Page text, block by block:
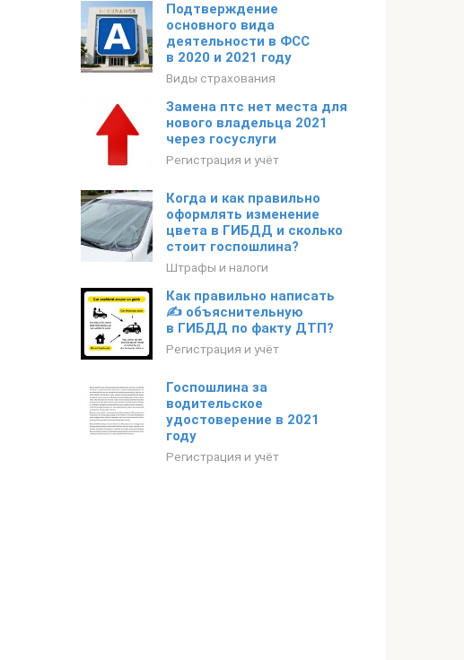
Подтверждение
основного вида
деятельности в ФСС
в 2020 и 2021 году
Виды страхования
Замена птс нет места для
нового владельца 2021
через госуслуги
Регистрация и учёт
Когда и как правильно
оформлять изменение
цвета в ГИБДД и сколько
стоит госпошлина?
Штрафы и налоги
Как правильно написать
✍ объяснительную
в ГИБДД по факту ДТП?
Регистрация и учёт
Госпошлина за
водительское
удостоверение в 2021
году
Регистрация и учёт